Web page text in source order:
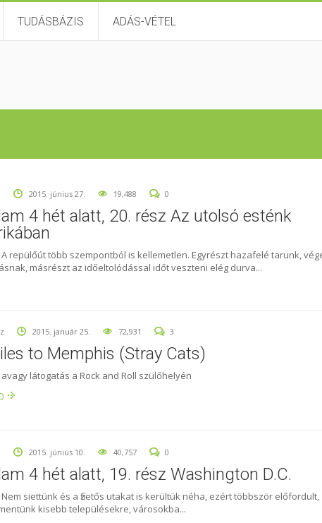
TUDÁSBÁZIS ADÁS-VÉTEL
2015. június 27. 19,488 0
4 hét alatt, 20. rész Az utolsó esténk
A repülőút több szempontból is kellemetlen. Egyrészt hazafelé tarunk,
másrészt az időeltolódással időt veszteni elég durva...
2015. január 25. 72,931 3
to Memphis (Stray Cats)
avagy látogatás a Rock and Roll szülőhelyén
2015. június 10. 40,757 0
4 hét alatt, 19. rész Washington D.C.
Nem siettünk és a fizetős utakat is kerültük néha, ezért többször előfordult,
kisebb településekre, városokba...